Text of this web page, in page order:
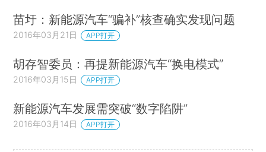
苗圩：新能源汽车“骗补”核查确实发现问题
2016年03月21日 APP打开
胡存智委员：再提新能源汽车“换电模式”
2016年03月15日 APP打开
新能源汽车发展需突破“数字陷阱”
2016年03月14日 APP打开